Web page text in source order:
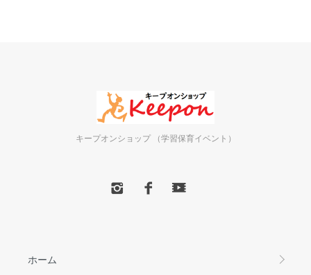
キープオンショップ （学習保育イベント）
ホーム